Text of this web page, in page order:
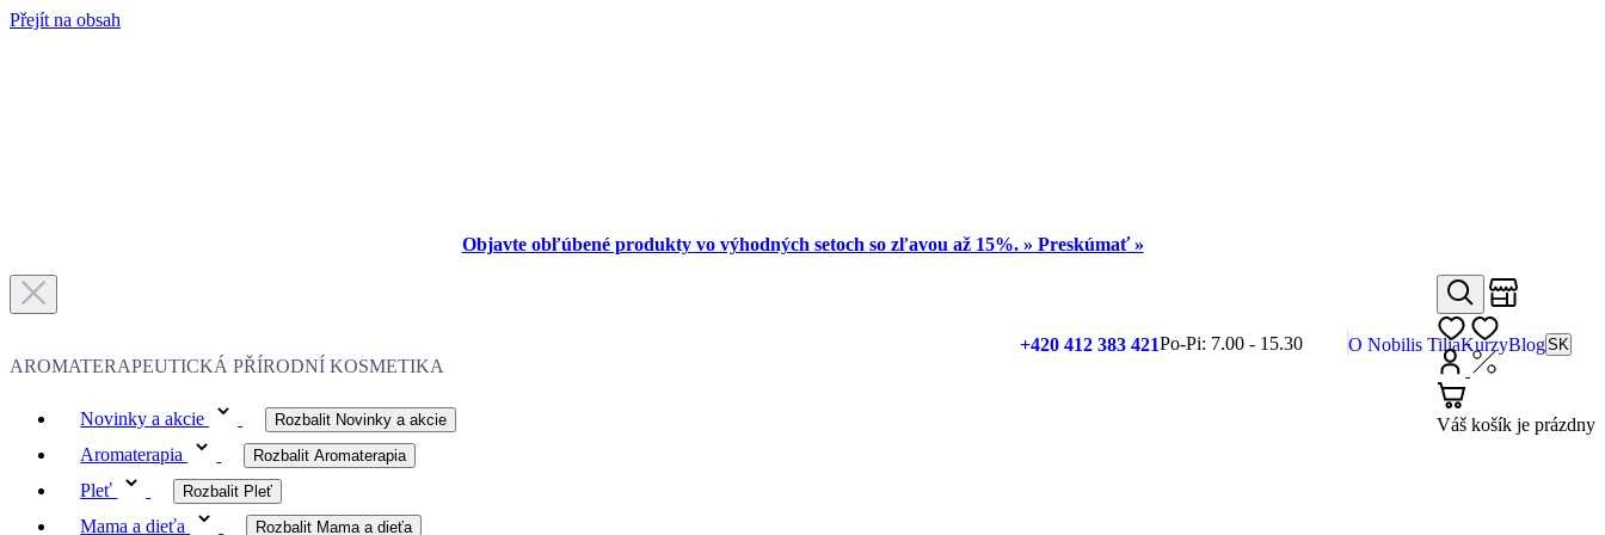
Přejít na obsah
Objavte obľúbené produkty vo výhodných setoch so zľavou až 15%. » Preskúmať »
AROMATERAPEUTICKÁ PŘÍRODNÍ KOSMETIKA
Novinky a akcie Rozbalit Novinky a akcie
Aromaterapia Rozbalit Aromaterapia
Pleť Rozbalit Pleť
Mama a dieťa Rozbalit Mama a dieťa
+420 412 383 421Po-Pi: 7.00 - 15.30 O Nobilis TiliaKurzyBlogSK
Hľadať
Prihlásiť
Nákup s DPH
Váš košík je prázdny